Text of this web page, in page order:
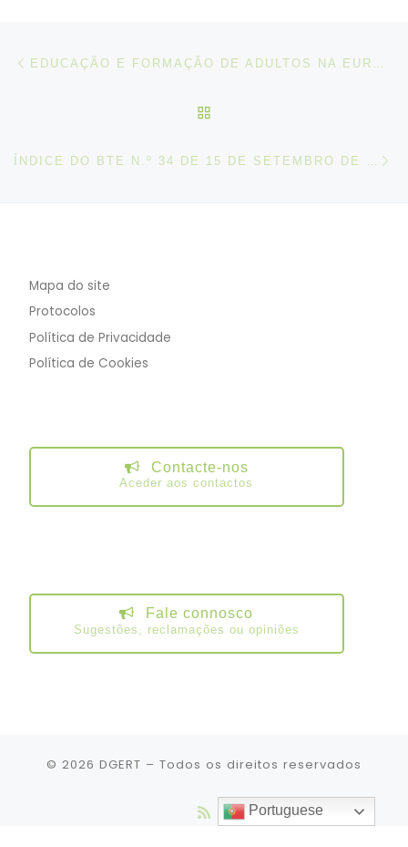
Post navigation
Mapa do site
Protocolos
Política de Privacidade
Política de Cookies
Contacte-nos
Aceder aos contactos
Fale connosco
Sugestões, reclamações ou opiniões
© 2026 DGERT – Todos os direitos reservados
Portuguese